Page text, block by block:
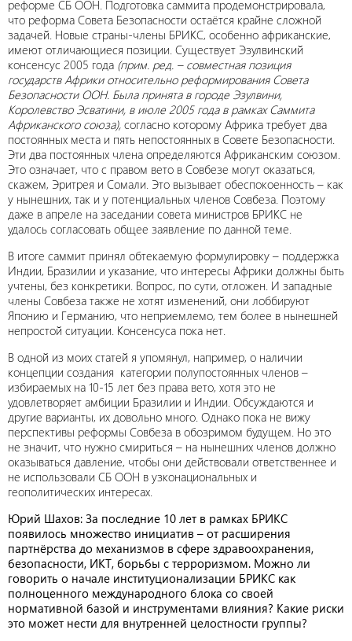
реформе СБ ООН. Подготовка саммита продемонстрировала,
что реформа Совета Безопасности остаётся крайне сложной
задачей. Новые страны-члены БРИКС, особенно африканские,
имеют отличающиеся позиции. Существует Эзулвинский
консенсус 2005 года (прим. ред. – совместная позиция
государств Африки относительно реформирования Совета
Безопасности ООН. Была принята в городе Эзулвини,
Королевство Эсватини, в июле 2005 года в рамках Саммита
Африканского союза), согласно которому Африка требует два
постоянных места и пять непостоянных в Совете Безопасности.
Эти два постоянных члена определяются Африканским союзом.
Это означает, что с правом вето в Совбезе могут оказаться,
скажем, Эритрея и Сомали. Это вызывает обеспокоенность – как
у нынешних, так и у потенциальных членов Совбеза. Поэтому
даже в апреле на заседании совета министров БРИКС не
удалось согласовать общее заявление по данной теме.
В итоге саммит принял обтекаемую формулировку – поддержка
Индии, Бразилии и указание, что интересы Африки должны быть
учтены, без конкретики. Вопрос, по сути, отложен. И западные
члены Совбеза также не хотят изменений, они лоббируют
Японию и Германию, что неприемлемо, тем более в нынешней
непростой ситуации. Консенсуса пока нет.
В одной из моих статей я упомянул, например, о наличии
концепции создания категории полупостоянных членов –
избираемых на 10-15 лет без права вето, хотя это не
удовлетворяет амбиции Бразилии и Индии. Обсуждаются и
другие варианты, их довольно много. Однако пока не вижу
перспективы реформы Совбеза в обозримом будущем. Но это
не значит, что нужно смириться – на нынешних членов должно
оказываться давление, чтобы они действовали ответственнее и
не использовали СБ ООН в узконациональных и
геополитических интересах.
Юрий Шахов: За последние 10 лет в рамках БРИКС
появилось множество инициатив – от расширения
партнёрства до механизмов в сфере здравоохранения,
безопасности, ИКТ, борьбы с терроризмом. Можно ли
говорить о начале институционализации БРИКС как
полноценного международного блока со своей
нормативной базой и инструментами влияния? Какие риски
это может нести для внутренней целостности группы?